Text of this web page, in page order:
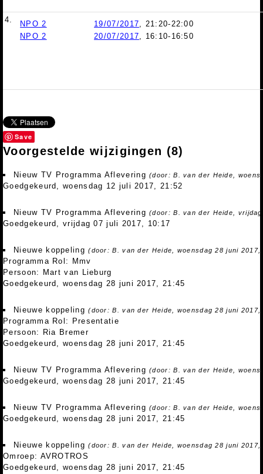
4. NPO 2 19/07/2017, 21:20-22:00
NPO 2
20/07/2017, 16:10-16:50
Save
Voorgestelde wijzigingen (8)
Nieuw TV Programma Aflevering(door: B. van der Heide,
Goedgekeurd, woensdag 12 juli 2017, 21:52
Nieuw TV Programma Aflevering(door: B. van der Heide,
Goedgekeurd, vrijdag 07 juli 2017, 10:17
Nieuwe koppeling(door: B. van der Heide, woensdag 28 juni 2017,
Programma Rol: Mmv
Persoon: Mart van Lieburg
Goedgekeurd, woensdag 28 juni 2017, 21:45
Nieuwe koppeling(door: B. van der Heide, woensdag 28 juni 2017,
Programma Rol: Presentatie
Persoon: Ria Bremer
Goedgekeurd, woensdag 28 juni 2017, 21:45
Nieuw TV Programma Aflevering(door: B. van der Heide,
Goedgekeurd, woensdag 28 juni 2017, 21:45
Nieuw TV Programma Aflevering(door: B. van der Heide,
Goedgekeurd, woensdag 28 juni 2017, 21:45
Nieuwe koppeling(door: B. van der Heide, woensdag 28 juni 2017,
Omroep: AVROTROS
Goedgekeurd, woensdag 28 juni 2017, 21:45